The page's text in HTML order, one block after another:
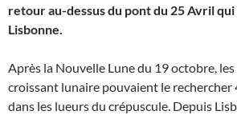
retour au-dessus du pont du 25 Avril qui
Lisbonne.
Après la Nouvelle Lune du 19 octobre,
croissant lunaire pouvaient le rechercher
dans les lueurs du crépuscule. Depuis